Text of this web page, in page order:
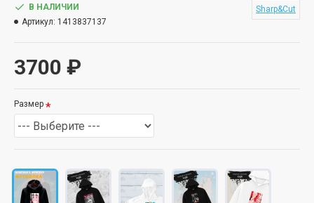
3700 ₽
В НАЛИЧИИ
Артикул: 1413837137
Sharp&Cut
Размер